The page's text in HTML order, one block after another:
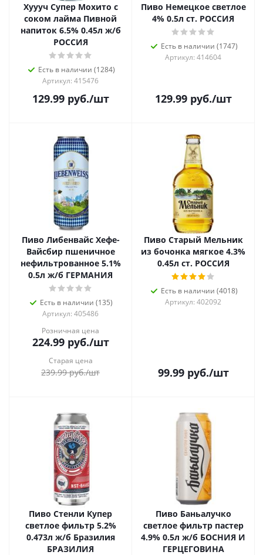
Хуууч Супер Мохито с
соком лайма Пивной
напиток 6.5% 0.45л ж/б
РОССИЯ
Есть в наличии (1284)
Артикул: 415476
129.99руб./шт
Пиво Немецкое светлое
4% 0.5л ст. РОССИЯ
Есть в наличии (1747)
Артикул: 414604
129.99руб./шт
Пиво Либенвайс Хефе-
Вайсбир пшеничное
нефильтрованное 5.1%
0.5л ж/б ГЕРМАНИЯ
Есть в наличии (135)
Артикул: 405486
Розничная цена
224.99руб./шт
Старая цена
239.99руб./шт
Пиво Старый Мельник
из бочонка мягкое 4.3%
0.45л ст. РОССИЯ
Есть в наличии (4018)
Артикул: 402092
99.99руб./шт
Пиво Стенли Купер
светлое фильтр 5.2%
0.473л ж/б Бразилия
БРАЗИЛИЯ
Пиво Баньалучко
светлое фильтр пастер
4.9% 0.5л ж/б БОСНИЯ И
ГЕРЦЕГОВИНА